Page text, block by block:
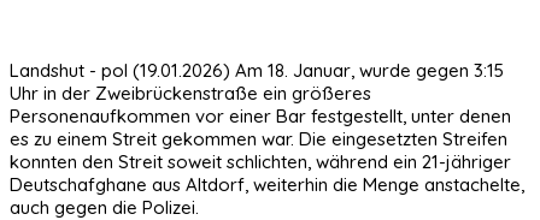
Landshut - pol (19.01.2026) Am 18. Januar, wurde gegen 3:15
Uhr in der Zweibrückenstraße ein größeres
Personenaufkommen vor einer Bar festgestellt, unter denen
es zu einem Streit gekommen war. Die eingesetzten Streifen
konnten den Streit soweit schlichten, während ein 21-jähriger
Deutschafghane aus Altdorf, weiterhin die Menge anstachelte,
auch gegen die Polizei.